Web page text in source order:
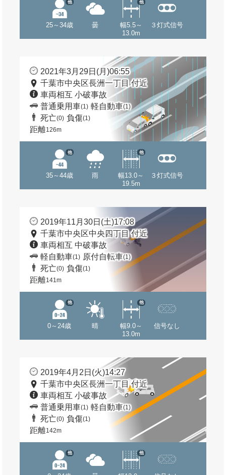
25～34歳
他
曇
幅5.5～
13.0m
他
３灯式信号
2021年3月29日(月)06:55
千葉市中央区長洲一丁目 付近
車両相互 小破事故
普通乗用車(1) 軽自動車(1)
死亡(0) 負傷(1)
距離126m
35～44歳
他
雨
幅13.0～
19.5m
他
３灯式信号
2019年11月30日(土)17:08
千葉市中央区中央四丁目 付近
車両相互 中破事故
軽自動車(1) 原付自転車(1)
死亡(0) 負傷(1)
距離141m
0～24歳
他
晴
幅9.0～
13.0m
他
信号なし
2019年4月2日(火)14:27
千葉市中央区長洲一丁目 付近
車両相互 小破事故
普通乗用車(1) 軽自動車(1)
死亡(0) 負傷(1)
距離142m
他 他